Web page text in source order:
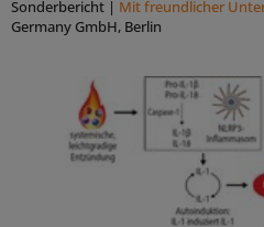
Sonderbericht | Mit freundlicher
Germany GmbH, Berlin